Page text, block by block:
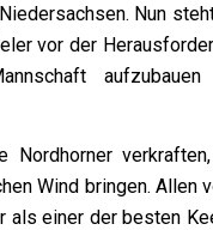
Nun
vor der
aufzubauen
Nordhorner
Wind bringen. Allen
als einer der besten